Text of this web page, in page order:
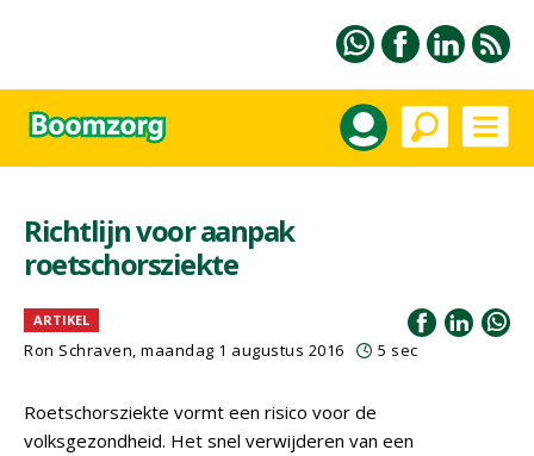
Richtlijn voor aanpak
roetschorsziekte
ARTIKEL
Ron Schraven, maandag 1 augustus 2016 5 sec
Roetschorsziekte vormt een risico voor de
volksgezondheid. Het snel verwijderen van een